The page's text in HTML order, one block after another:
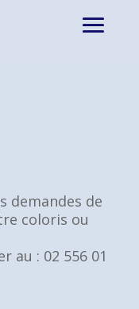
demandes de
coloris ou
au : 02 556 01